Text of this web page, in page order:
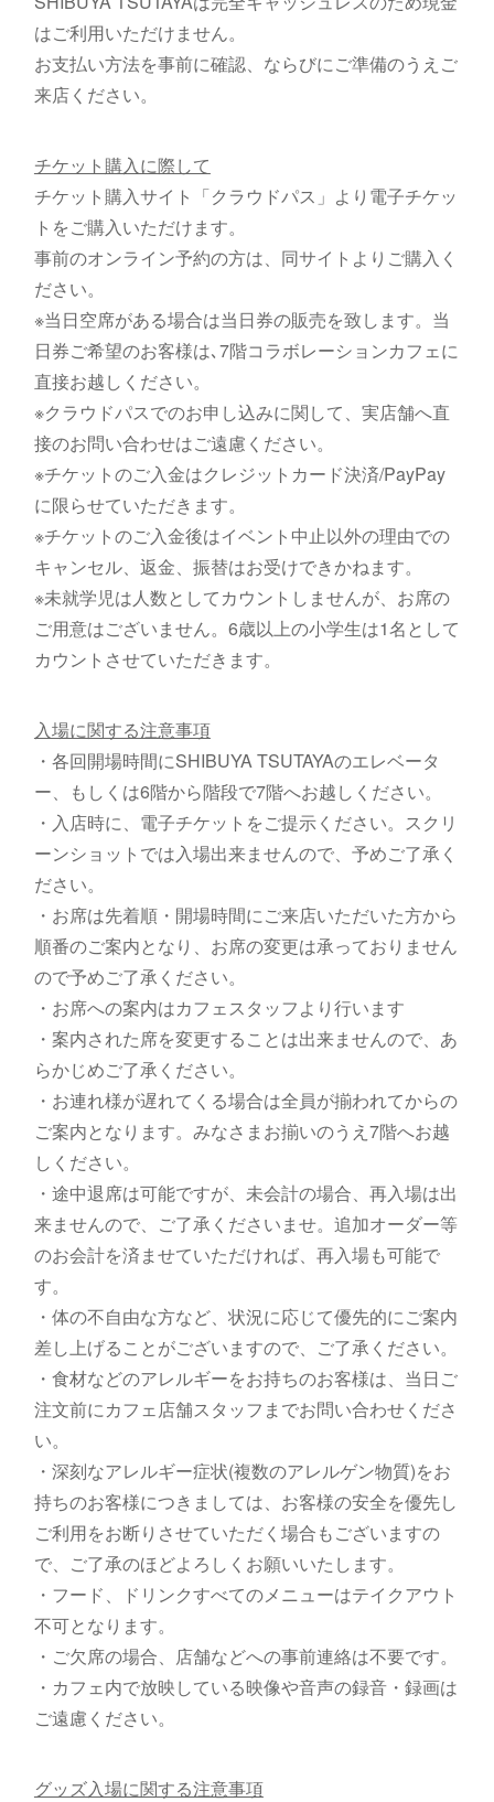
はご利用いただけません。
お支払い方法を事前に確認、ならびにご準備のうえご
来店ください。
チケット購入に際して
チケット購入サイト「クラウドパス」より電子チケッ
トをご購入いただけます。
事前のオンライン予約の方は、同サイトよりご購入く
ださい。
※当日空席がある場合は当日券の販売を致します。当
日券ご希望のお客様は､7階コラボレーションカフェに
直接お越しください。
※クラウドパスでのお申し込みに関して、実店舗へ直
接のお問い合わせはご遠慮ください。
※チケットのご入金はクレジットカード決済/PayPay
に限らせていただきます。
※チケットのご入金後はイベント中止以外の理由での
キャンセル、返金、振替はお受けできかねます。
※未就学児は人数としてカウントしませんが、お席の
ご用意はございません。6歳以上の小学生は1名として
カウントさせていただきます。
入場に関する注意事項
・各回開場時間にSHIBUYA TSUTAYAのエレベータ
ー、もしくは6階から階段で7階へお越しください。
・入店時に、電子チケットをご提示ください。スクリ
ーンショットでは入場出来ませんので、予めご了承く
ださい。
・お席は先着順・開場時間にご来店いただいた方から
順番のご案内となり、お席の変更は承っておりません
ので予めご了承ください。
・お席への案内はカフェスタッフより行います
・案内された席を変更することは出来ませんので、あ
らかじめご了承ください。
・お連れ様が遅れてくる場合は全員が揃われてからの
ご案内となります。みなさまお揃いのうえ7階へお越
しください。
・途中退席は可能ですが、未会計の場合、再入場は出
来ませんので、ご了承くださいませ。追加オーダー等
のお会計を済ませていただければ、再入場も可能で
す。
・体の不自由な方など、状況に応じて優先的にご案内
差し上げることがございますので、ご了承ください。
・食材などのアレルギーをお持ちのお客様は、当日ご
注文前にカフェ店舗スタッフまでお問い合わせくださ
い。
・深刻なアレルギー症状(複数のアレルゲン物質)をお
持ちのお客様につきましては、お客様の安全を優先し
ご利用をお断りさせていただく場合もございますの
で、ご了承のほどよろしくお願いいたします。
・フード、ドリンクすべてのメニューはテイクアウト
不可となります。
・ご欠席の場合、店舗などへの事前連絡は不要です。
・カフェ内で放映している映像や音声の録音・録画は
ご遠慮ください。
グッズ入場に関する注意事項